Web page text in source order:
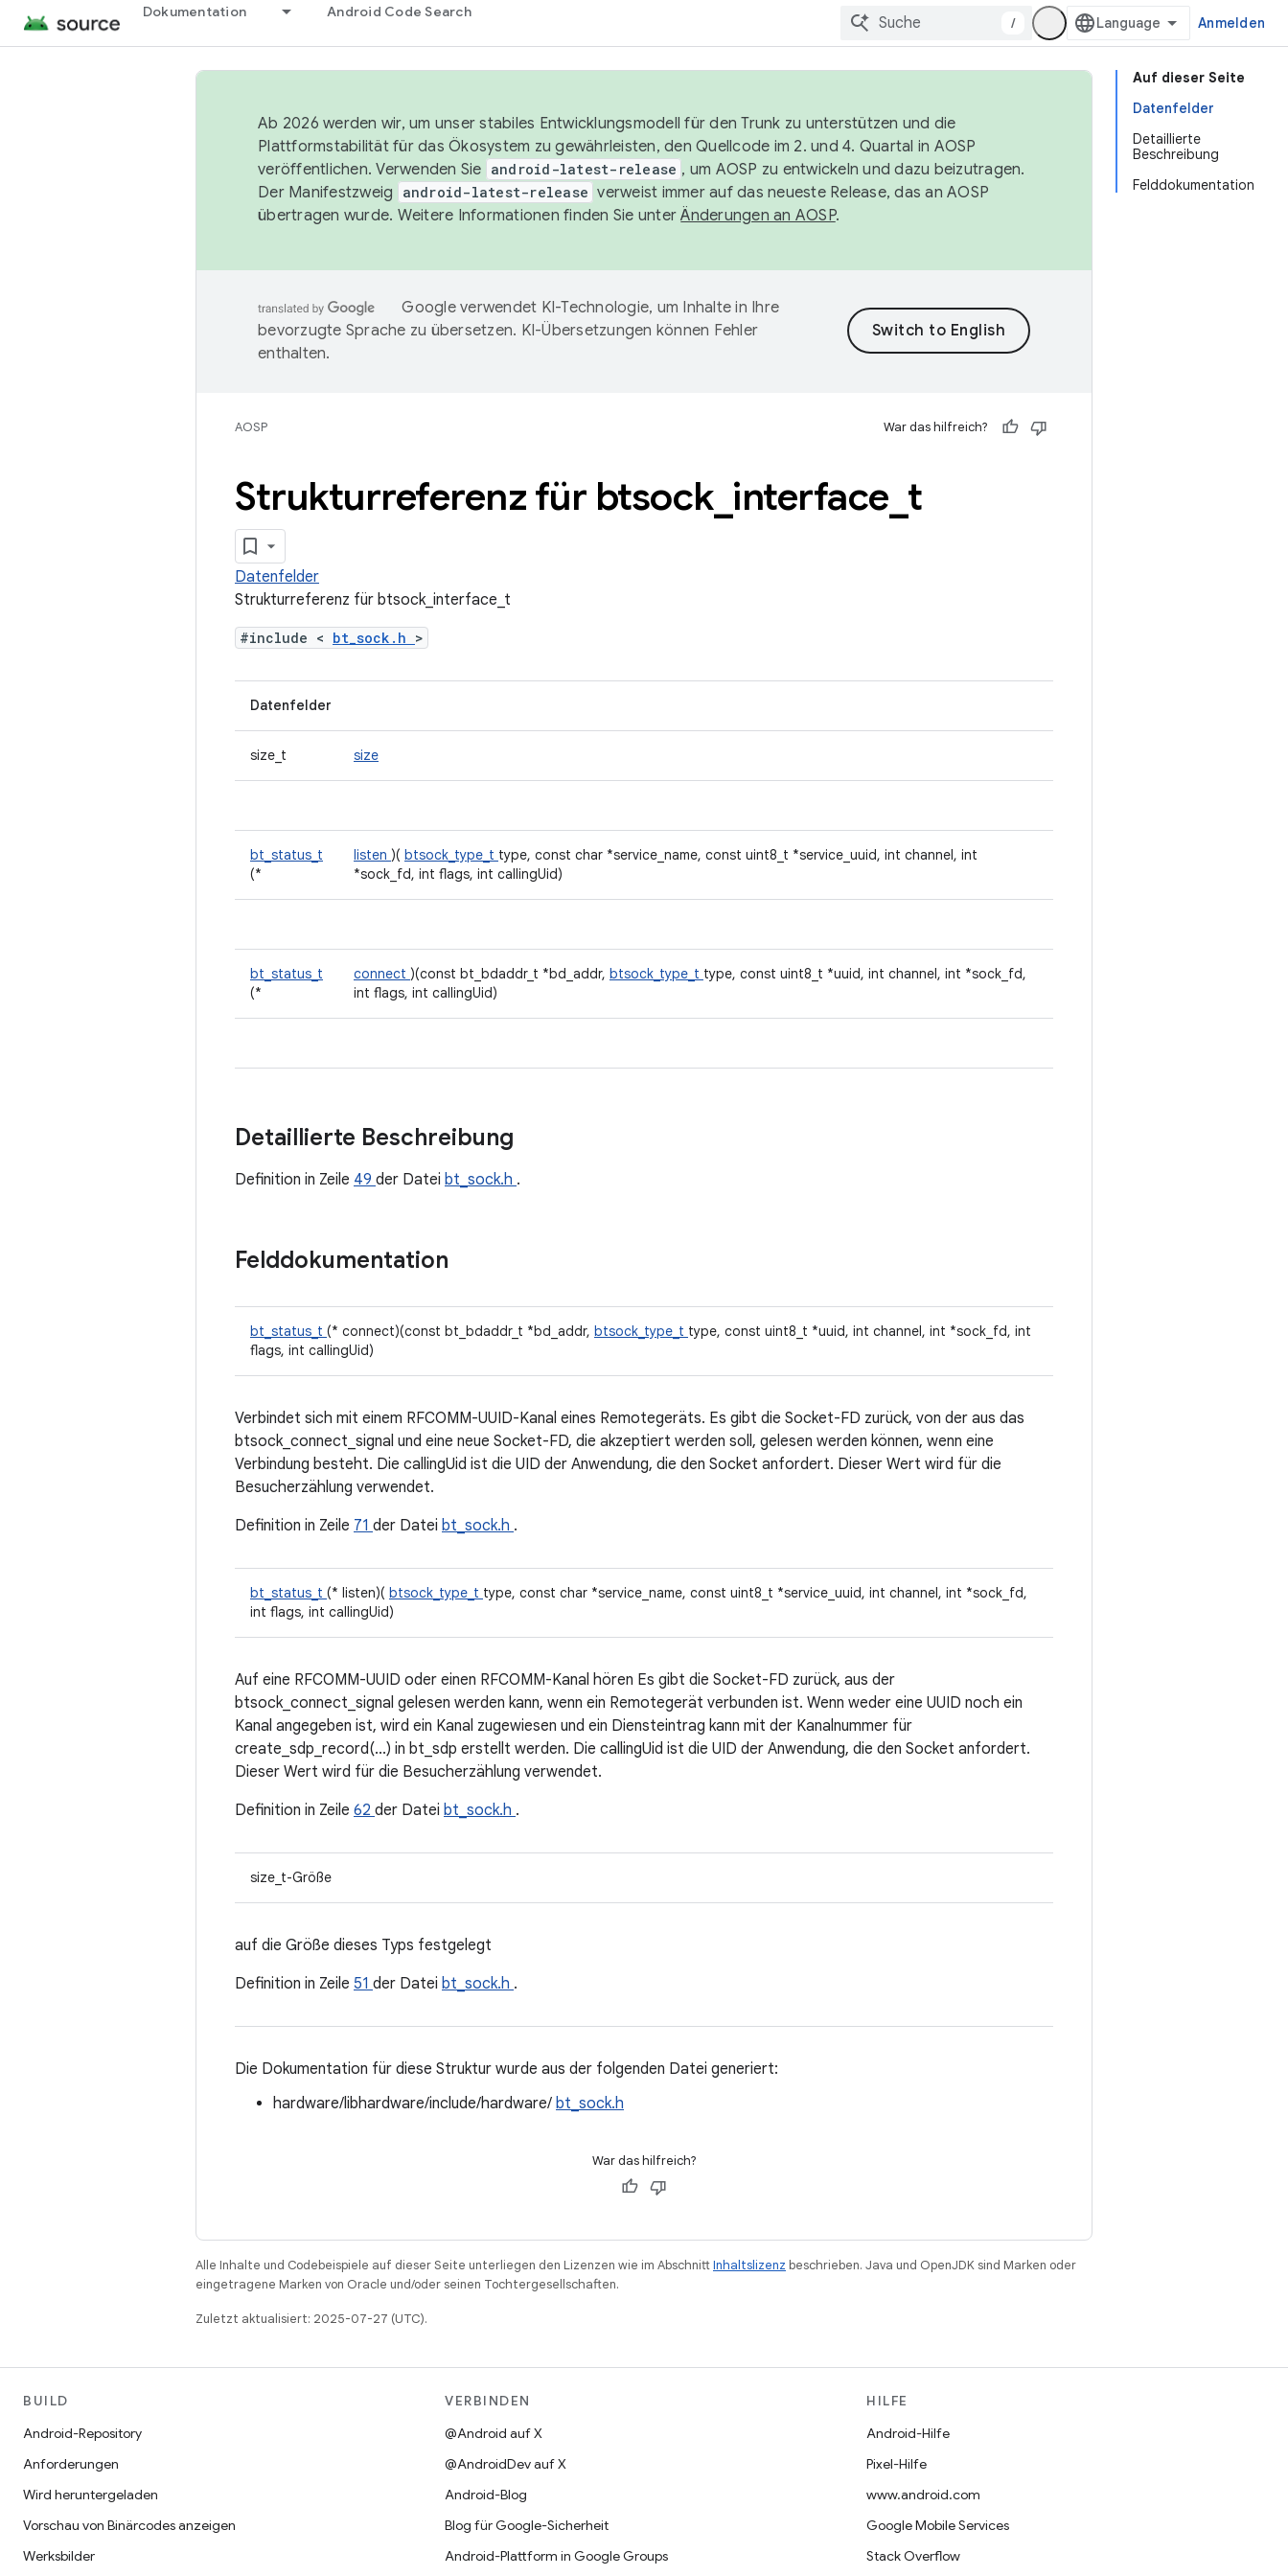
Dokumentation Android Code Search
/ Anmelden
Auf dieser Seite
Datenfelder
Detaillierte
Beschreibung
Felddokumentation
Ab 2026 werden wir, um unser stabiles Entwicklungsmodell für den Trunk zu unterstützen und die
Plattformstabilität für das Ökosystem zu gewährleisten, den Quellcode im 2. und 4. Quartal in AOSP
veröffentlichen. Verwenden Sie android-latest-release , um AOSP zu entwickeln und dazu beizutragen.
Der Manifestzweig
android-latest-release verweist immer auf das neueste Release, das an AOSP
übertragen wurde. Weitere Informationen finden Sie unterÄnderungen an AOSP.
Google verwendet KI-Technologie, um Inhalte in Ihre
bevorzugte Sprache zu übersetzen. KI-Übersetzungen können Fehler
enthalten.
AOSP War das hilfreich?
Strukturreferenz für btsock_ interface t
Datenfelder
Strukturreferenz für btsock_interface_t
#include < bt_sock.h >
Datenfelder
size_t size
bt_status_t
(*
listen )( btsock_type_t type, const char *service_name, const uint8_t *service_uuid, int channel, int
*sock_fd, int flags, int callingUid)
bt_status_t
(*
connect )(const bt_bdaddr_t *bd_addr, btsock_type_t type, const uint8_t *uuid, int channel, int *sock_fd,
int flags, int callingUid)
Detaillierte Beschreibung
Definition in Zeile 49 der Datei bt_sock.h .
Felddokumentation
bt_status_t (* connect)(const bt_bdaddr_t *bd_addr, btsock_type_t type, const uint8_t *uuid, int channel, int *sock_fd, int
flags, int callingUid)
Verbindet sich mit einem RFCOMM-UUID-Kanal eines Remotegeräts. Es gibt die Socket-FD zurück, von der aus das
btsock_connect_signal und eine neue Socket-FD, die akzeptiert werden soll, gelesen werden können, wenn eine
Verbindung besteht. Die callingUid ist die UID der Anwendung, die den Socket anfordert. Dieser Wert wird für die
Besucherzählung verwendet.
Definition in Zeile 71 der Datei bt_sock.h .
bt_status_t (* listen)( btsock_type_t type, const char *service_name, const uint8_t *service_uuid, int channel, int *sock_fd,
int flags, int callingUid)
Auf eine RFCOMM-UUID oder einen RFCOMM-Kanal hören Es gibt die Socket-FD zurück, aus der
btsock_connect_signal gelesen werden kann, wenn ein Remotegerät verbunden ist. Wenn weder eine UUID noch ein
Kanal angegeben ist, wird ein Kanal zugewiesen und ein Diensteintrag kann mit der Kanalnummer für
create_sdp_record(...) in bt_sdp erstellt werden. Die callingUid ist die UID der Anwendung, die den Socket anfordert.
Dieser Wert wird für die Besucherzählung verwendet.
Definition in Zeile 62 der Datei bt_sock.h .
size_t-Größe
auf die Größe dieses Typs festgelegt
Definition in Zeile 51 der Datei bt_sock.h .
Die Dokumentation für diese Struktur wurde aus der folgenden Datei generiert:
hardware/libhardware/include/hardware/ bt_sock.h
War das hilfreich?
Alle Inhalte und Codebeispiele auf dieser Seite unterliegen den Lizenzen wie im AbschnittInhaltslizenz beschrieben. Java und OpenJDK sind Marken oder
eingetragene Marken von Oracle und/oder seinen Tochtergesellschaften.
Zuletzt aktualisiert: 2025-07-27 (UTC).
BUILD
Android-Repository
Anforderungen
Wird heruntergeladen
Vorschau von Binärcodes anzeigen
Werksbilder
VERBINDEN
@Android auf X
@AndroidDev auf X
Android-Blog
Blog für Google-Sicherheit
Android-Plattform in Google Groups
HILFE
Android-Hilfe
Pixel-Hilfe
www.android.com
Google Mobile Services
Stack Overflow